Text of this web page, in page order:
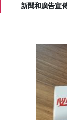
新聞和廣告宣